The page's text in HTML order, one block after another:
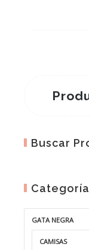
Buscar
GATA NEGRA
CAMISAS